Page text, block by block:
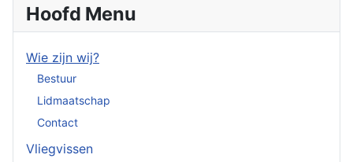
Hoofd Menu
Wie zijn wij?
Bestuur
Lidmaatschap
Contact
Vliegvissen